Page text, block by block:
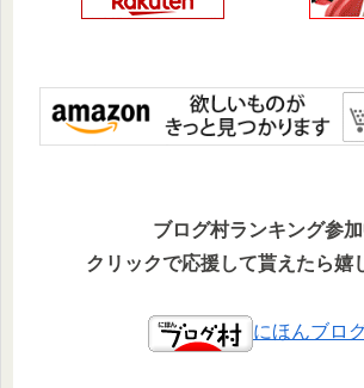
ブログ村ランキング参
クリックで応援して貰えたら嬉
にほんブロ